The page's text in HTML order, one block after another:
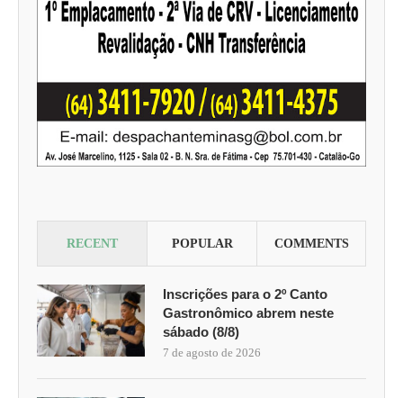
RECENT POPULAR COMMENTS
Inscrições para o 2º Canto
Gastronômico abrem neste
sábado (8/8)
7 de agosto de 2026